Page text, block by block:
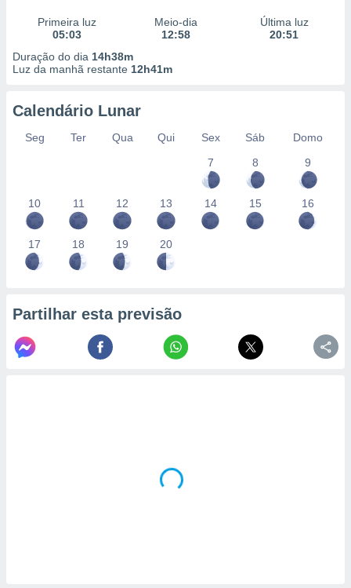
Primeira luz
05:03
Meio-dia
12:58
Última luz
20:51
Duração do dia 14h38m
Luz da manhã restante 12h41m
Calendário Lunar
Seg Ter Qua Qui Sex Sáb
Domo
7
8 9
10 11 12 13 14 15 16
17 18 19 20
Partilhar esta previsão